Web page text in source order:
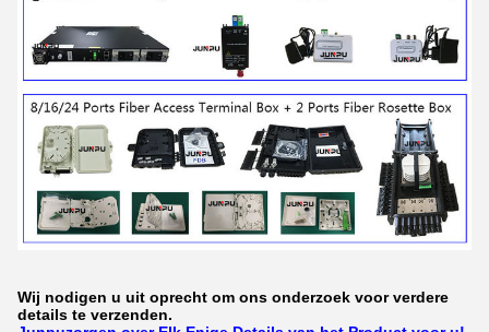
Wij nodigen u uit oprecht om ons onderzoek voor verdere
details te verzenden.